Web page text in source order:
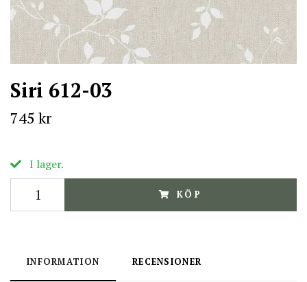
Siri 612-03
745 kr
I lager.
KÖP
INFORMATION RECENSIONER